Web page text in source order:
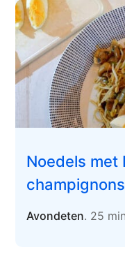
Noedels met
Avondeten. 25